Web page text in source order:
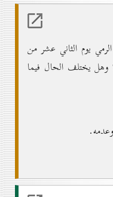
يوم الثاني عشر من
وهل يختلف الحال فيما